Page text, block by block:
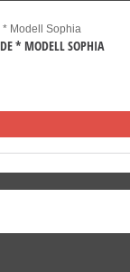
* MODELL SOPHIA